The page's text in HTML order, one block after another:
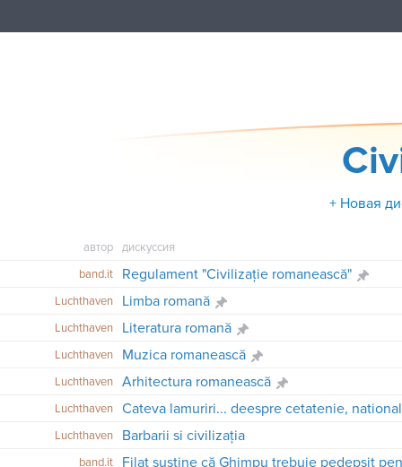
+ Новая
автор
дискуссия
band.it
Regulament "Civilizaţie romanească"
Luchthaven Limba romană
Luchthaven Literatura romană
Luchthaven Muzica romanească
Luchthaven Arhitectura romanească
Luchthaven
Luchthaven
Barbarii si civilizaţia
band.it